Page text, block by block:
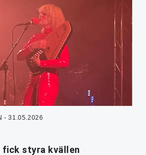
- 31.05.2026
fick styra kvällen